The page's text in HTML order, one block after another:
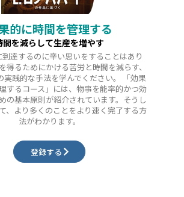
的に時間を管理する
間を減らして生産を増やす
達するのに辛い思いをすることはあり
得るためにかける苦労と時間を減らす、
践的な手法を学んでください。 「効果
するコース」には、物事を能率的かつ効
の基本原則が紹介されています。そうし
、より多くのことをより速く完了する方
法がわかります。
登録する